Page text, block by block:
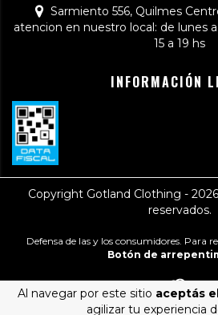
Al navegar por este sitio aceptás
agilizar tu experiencia
Sarmiento 556, Quilmes
atencion en nuestro local: de lunes
15 a 19 hs
INFORMACIÓN
Copyright Gotland Clothing -
reservados.
Defensa de las y los consumidores. Para
Botón de